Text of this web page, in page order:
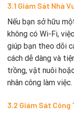
3.1 Giám Sát Nhà
Nếu bạn sở hữu
không có Wi-Fi,
giúp bạn theo dõi
cách dễ dàng và
trồng, vật nuôi
nhân công làm việc.
3.2 Giám Sát Công